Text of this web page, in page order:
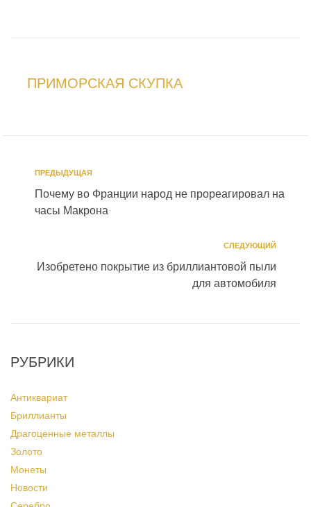
ПРИМОРСКАЯ СКУПКА
ПРЕДЫДУЩАЯ
Почему во Франции народ не прореагировал на
часы Макрона
СЛЕДУЮЩИЙ
Изобретено покрытие из бриллиантовой пыли
для автомобиля
РУБРИКИ
Антиквариат
Бриллианты
Драгоценные металлы
Золото
Монеты
Новости